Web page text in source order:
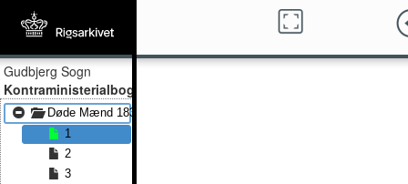
Gudbjerg Sogn
Kontraministerialbog
Døde Mænd 1839 - Døde Mænd 1854
1
2
3